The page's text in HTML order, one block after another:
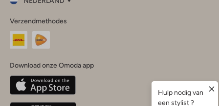
je
land
Nederland
Belgique(Français)
Deutschland
Verzendmethodes
Download onze Omoda app